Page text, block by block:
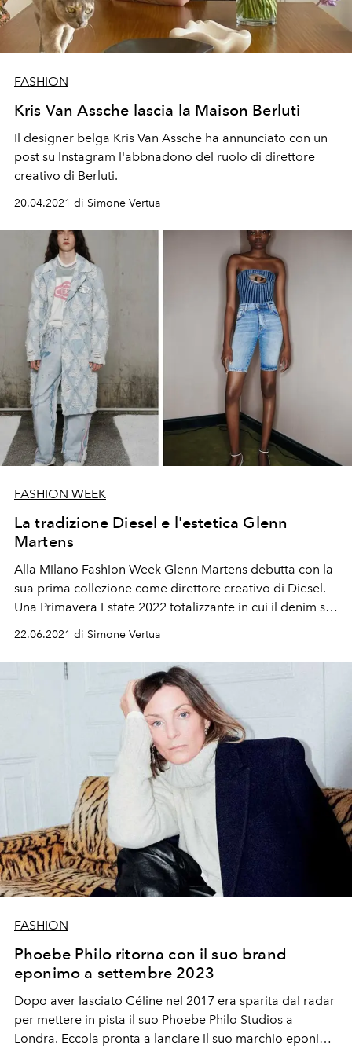
FASHION
Kris Van Assche lascia la Maison Berluti
Il designer belga Kris Van Assche ha annunciato con un
post su Instagram l'abbnadono del ruolo di direttore
creativo di Berluti.
20.04.2021 di Simone Vertua
FASHION WEEK
La tradizione Diesel e l'estetica Glenn
Martens
Alla Milano Fashion Week Glenn Martens debutta con la
sua prima collezione come direttore creativo di Diesel.
Una Primavera Estate 2022 totalizzante in cui il denim si
22.06.2021 di Simone Vertua
FASHION
Phoebe Philo ritorna con il suo brand
eponimo a settembre 2023
Dopo aver lasciato Céline nel 2017 era sparita dal radar
per mettere in pista il suo Phoebe Philo Studios a
Londra. Eccola pronta a lanciare il suo marchio eponimo